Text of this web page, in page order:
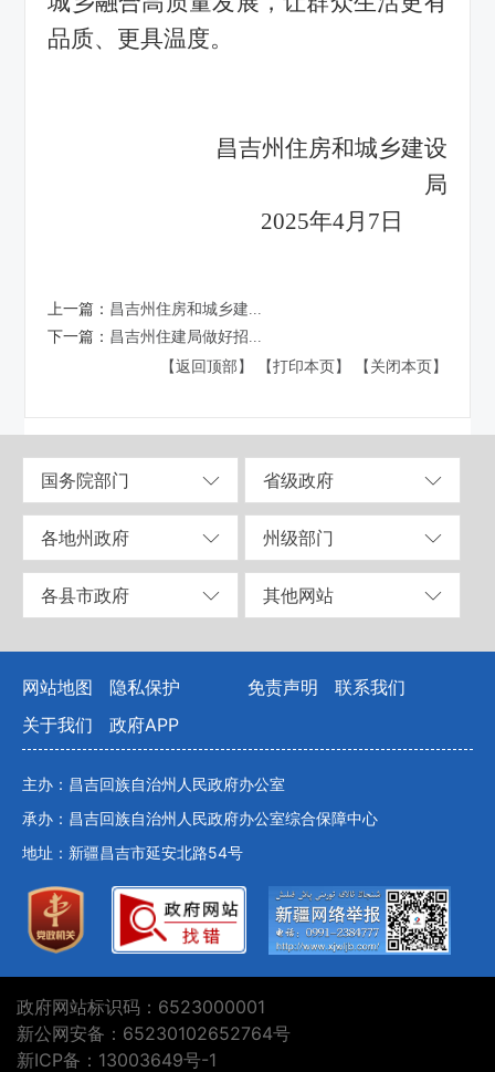
品质、更具温度。
昌吉州住房和城乡建设
局
2025年4月7日
上一篇： 昌吉州住房和城乡建...
下一篇： 昌吉州住建局做好招...
【返回顶部】
【打印本页】 【关闭本页】
国务院部门 省级政府
各地州政府 州级部门
各县市政府 其他网站
网站地图 隐私保护 免责声明
联系我们
关于我们
政府APP
主办：昌吉回族自治州人民政府办公室
承办：昌吉回族自治州人民政府办公室综合保障中心
地址：新疆昌吉市延安北路54号
政府网站标识码：6523000001
新公网安备：65230102652764号
新ICP备：13003649号-1